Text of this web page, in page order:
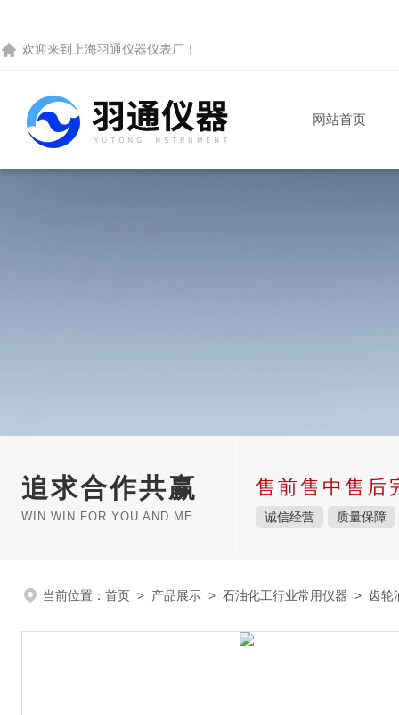
欢迎来到 上海羽通仪器仪表厂 ！
网站首页
追求合作共赢
WIN WIN FOR YOU AND ME
售前售中售后
诚信经营 质量保障
当前位置： 首页 > 产品展示 > 石油化工行业常用仪器 > 齿轮